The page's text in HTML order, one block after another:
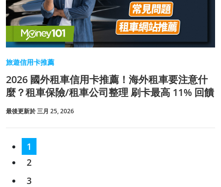
旅遊信用卡推薦
2026 國外租車信用卡推薦！海外租車要注意什
麼？租車保險/租車公司整理 刷卡最高 11% 回饋
最後更新於 三月 25, 2026
1
2
3